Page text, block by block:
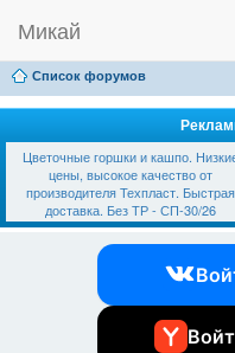
Микай
Ссылки
Список форумов
Цветочные горшки и кашпо.
цены, высокое качество от
производителя Техпласт. Быстрая
доставка. Без ТР - СП-30/26